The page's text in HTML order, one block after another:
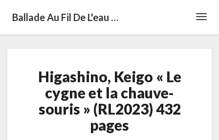
Ballade Au Fil De L'eau …
Keigo
« Le
cygne
et
la
chauve-
Higashino, Keigo « Le
cygne et la chauve-
souris » (RL2023) 432
pages